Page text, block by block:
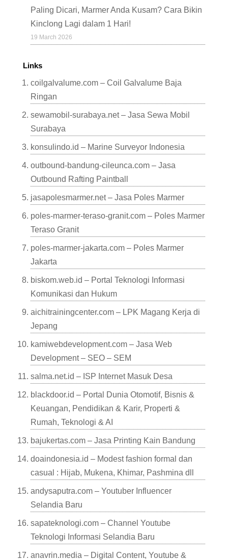
Paling Dicari, Marmer Anda Kusam? Cara Bikin
Kinclong Lagi dalam 1 Hari!
19 March 2026
Links
coilgalvalume.com – Coil Galvalume Baja
Ringan
sewamobil-surabaya.net – Jasa Sewa Mobil
Surabaya
konsulindo.id – Marine Surveyor Indonesia
outbound-bandung-cileunca.com – Jasa
Outbound Rafting Paintball
jasapolesmarmer.net – Jasa Poles Marmer
poles-marmer-teraso-granit.com – Poles Marmer
Teraso Granit
poles-marmer-jakarta.com – Poles Marmer
Jakarta
biskom.web.id – Portal Teknologi Informasi
Komunikasi dan Hukum
aichitrainingcenter.com – LPK Magang Kerja di
Jepang
kamiwebdevelopment.com – Jasa Web
Development – SEO – SEM
salma.net.id – ISP Internet Masuk Desa
blackdoor.id – Portal Dunia Otomotif, Bisnis &
Keuangan, Pendidikan & Karir, Properti &
Rumah, Teknologi & AI
bajukertas.com – Jasa Printing Kain Bandung
doaindonesia.id – Modest fashion formal dan
casual : Hijab, Mukena, Khimar, Pashmina dll
andysaputra.com – Youtuber Influencer
Selandia Baru
sapateknologi.com – Channel Youtube
Teknologi Informasi Selandia Baru
anavrin.media – Digital Content, Youtube &